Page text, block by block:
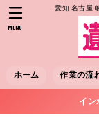
愛知 名古屋
ホーム 作業の流
MENU
イン